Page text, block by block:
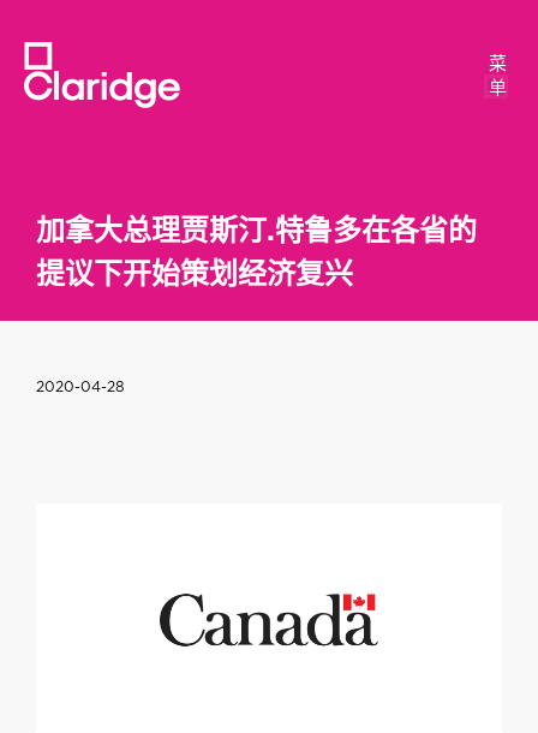
菜
单
菜
单
加拿大总理贾斯汀.特鲁多在各省的
提议下开始策划经济复兴
2020-04-28